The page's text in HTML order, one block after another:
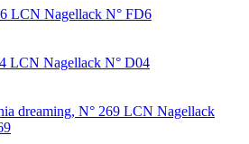
LCN Nagellack N° FD6
LCN Nagellack N° D04
LCN Nagellack